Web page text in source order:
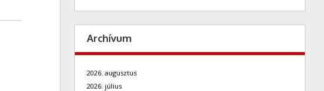
Archívum
2026. augusztus
2026. július